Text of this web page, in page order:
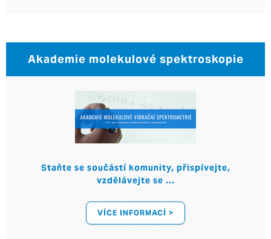
Akademie molekulové spektroskopie
Staňte se součástí komunity, přispívejte,
vzdělávejte se ...
VÍCE INFORMACÍ >